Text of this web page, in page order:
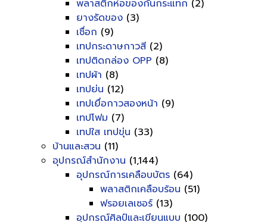
พลาสติกห่อของกันกระแทก (2)
ยางรัดของ (3)
เชื่อก (9)
เทปกระดาษกาวสี (2)
เทปติดกล่อง OPP (8)
เทปผ้า (8)
เทปย่น (12)
เทปเยื่อกาวสองหน้า (9)
เทปโฟม (7)
เทปใส เทปขุ่น (33)
บ้านและสวน (11)
อุปกรณ์สำนักงาน (1,144)
อุปกรณ์การเคลือบบัตร (64)
พลาสติกเคลือบร้อน (51)
ฟรอยเลเซอร์ (13)
อุปกรณ์ศิลป์และเขียนแบบ (100)